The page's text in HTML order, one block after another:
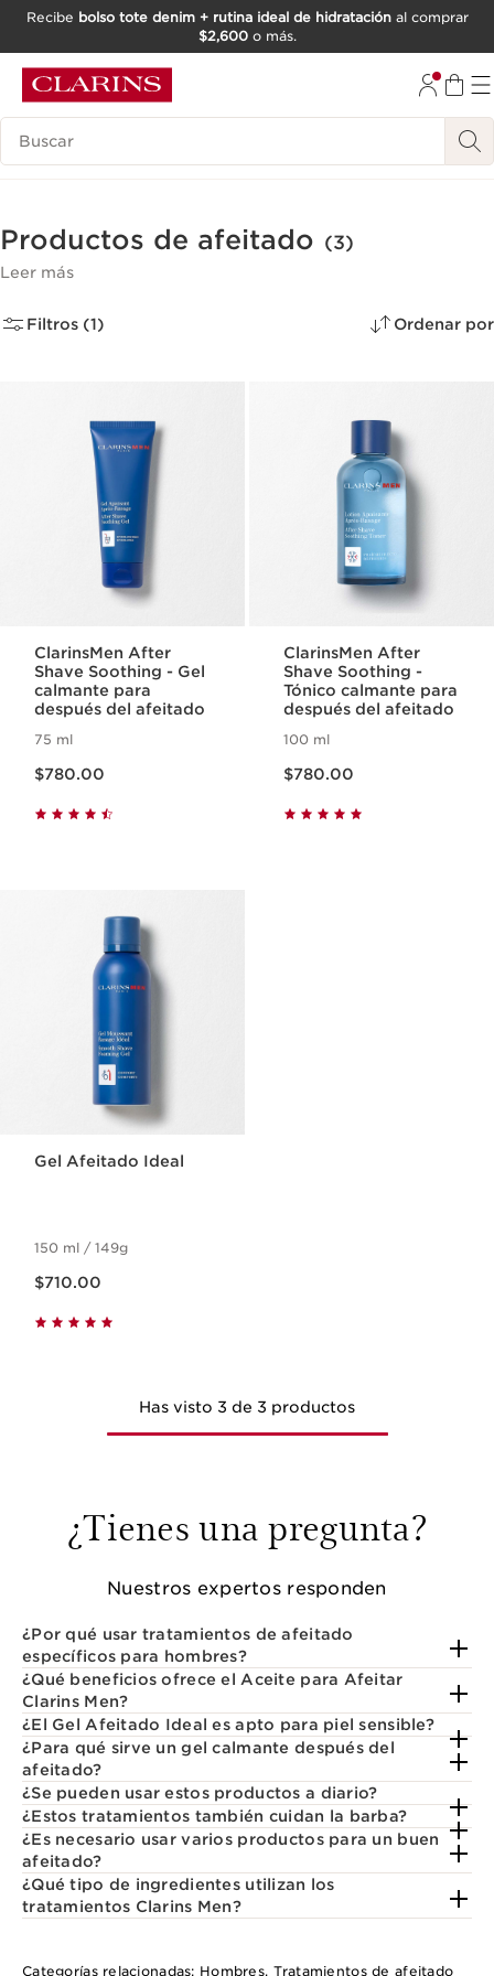
IR AL PIE DE PÁGINA
Recibe bolso tote denim + rutina ideal de hidrataciónal comprar
$2,600o más.
Buscar
Productos de afeitado (3)
Leer más
Filtros (1) Ordenar por
ClarinsMen After
Shave Soothing - Gel
calmante para
después del afeitado
75 ml
$780.00
ClarinsMen After
Shave Soothing -
Tónico calmante para
después del afeitado
100 ml
$780.00
Gel Afeitado Ideal
150 ml / 149g
$710.00
Has visto 3 de 3 productos
¿Tienes una pregunta?
Nuestros expertos responden
¿Por qué usar tratamientos de afeitado
específicos para hombres?
¿Qué beneficios ofrece el Aceite para Afeitar
Clarins Men?
¿El Gel Afeitado Ideal es apto para piel sensible?
¿Para qué sirve un gel calmante después del
afeitado?
¿Se pueden usar estos productos a diario?
¿Estos tratamientos también cuidan la barba?
¿Es necesario usar varios productos para un buen
afeitado?
¿Qué tipo de ingredientes utilizan los
tratamientos Clarins Men?
Categorías relacionadas: Hombres, Tratamientos de afeitado